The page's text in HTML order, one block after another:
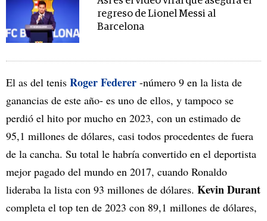
regreso de Lionel Messi al
Barcelona
El as del tenis Roger Federer -número 9 en la lista de
ganancias de este año- es uno de ellos, y tampoco se
perdió el hito por mucho en 2023, con un estimado de
95,1 millones de dólares, casi todos procedentes de fuera
de la cancha. Su total le habría convertido en el deportista
mejor pagado del mundo en 2017, cuando Ronaldo
lideraba la lista con 93 millones de dólares. Kevin Durant
completa el top ten de 2023 con 89,1 millones de dólares,